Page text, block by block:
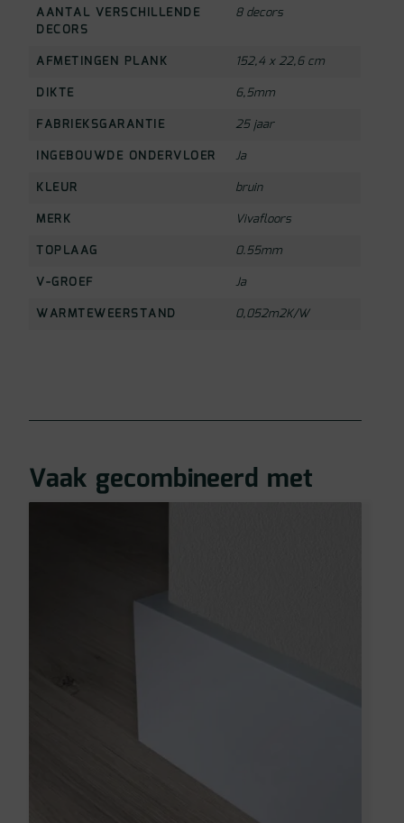
AANTAL VERSCHILLENDE
DECORS
8 decors
AFMETINGEN PLANK
152,4 x 22,6 cm
DIKTE
6,5mm
FABRIEKSGARANTIE
25 jaar
INGEBOUWDE ONDERVLOER
Ja
KLEUR
bruin
MERK
Vivafloors
TOPLAAG
0.55mm
V-GROEF
Ja
WARMTEWEERSTAND
0,052m2K/W
Vaak gecombineerd met